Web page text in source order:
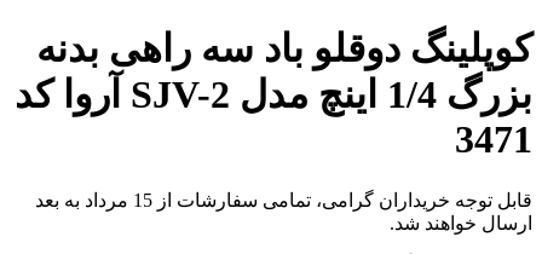
کوپلینگ دوقلو باد سه راهی بدنه
بزرگ 1/4 اینچ مدل SJV-2 آروا کد
3471
قابل توجه خریداران گرامی، تمامی سفارشات از 15 مرداد به بعد
ارسال خواهند شد.